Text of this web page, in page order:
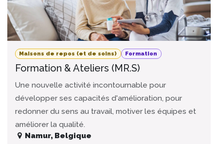
Maisons de repos (et de soins) Formation
Formation & Ateliers (MR.S)
Une nouvelle activité incontournable pour
développer ses capacités d'amélioration, pour
redonner du sens au travail, motiver les équipes et
améliorer la qualité.
Namur, Belgique